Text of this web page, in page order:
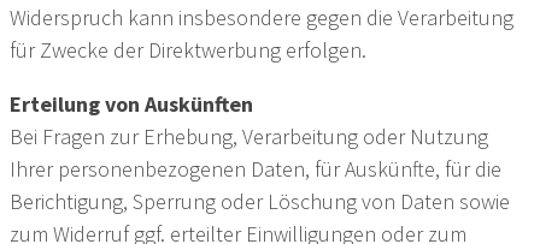
Widerspruch kann insbesondere gegen die Verarbeitung
für Zwecke der Direktwerbung erfolgen.
Erteilung von Auskünften
Bei Fragen zur Erhebung, Verarbeitung oder Nutzung
Ihrer personenbezogenen Daten, für Auskünfte, für die
Berichtigung, Sperrung oder Löschung von Daten sowie
zum Widerruf ggf. erteilter Einwilligungen oder zum